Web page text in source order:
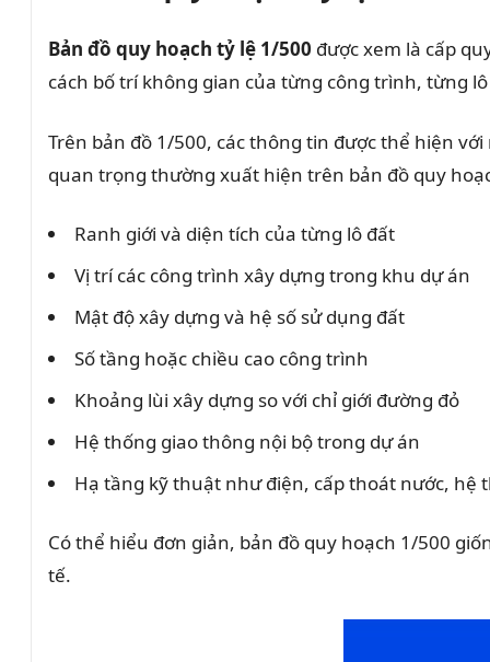
Bản đồ quy hoạch tỷ lệ 1/500 được xem là cấp
cách bố trí không gian của từng công trình, từng
Trên bản đồ 1/500, các thông tin được thể hiện
quan trọng thường xuất hiện trên bản đồ quy
Ranh giới và diện tích của từng lô đất
Vị trí các công trình xây dựng trong khu dự án
Mật độ xây dựng và hệ số sử dụng đất
Số tầng hoặc chiều cao công trình
Khoảng lùi xây dựng so với chỉ giới đường đỏ
Hệ thống giao thông nội bộ trong dự án
Hạ tầng kỹ thuật như điện, cấp thoát nước, hệ
Có thể hiểu đơn giản, bản đồ quy hoạch 1/500
tế.